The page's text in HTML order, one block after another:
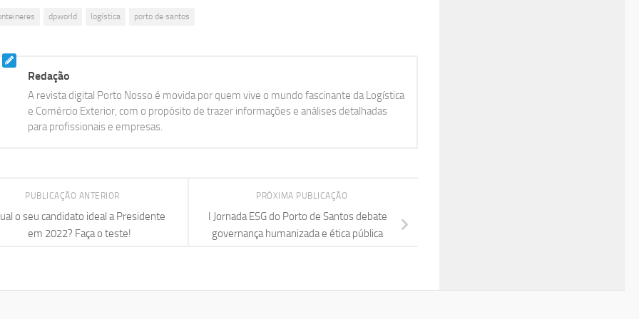
dpworld logística porto de santos
Redação
A revista digital Porto Nosso é movida por quem vive o mundo fascinante da Logística
e Comércio Exterior, com o propósito de trazer informações e análises detalhadas
para profissionais e empresas.
PRÓXIMA PUBLICAÇÃO
I Jornada ESG do Porto de Santos debate
governança humanizada e ética pública
PUBLICAÇÃO ANTERIOR
o seu candidato ideal a Presidente
em 2022? Faça o teste!